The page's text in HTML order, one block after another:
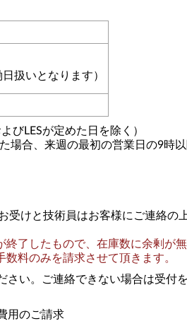
扱いとなります）
びLESが定めた日を除く）
合、来週の最初の営業日の9時以
けと技術員はお客様にご連絡の
了したもので、在庫数に余剰が
料のみを請求させて頂きます。
い。ご連絡できない場合は受
用のご請求